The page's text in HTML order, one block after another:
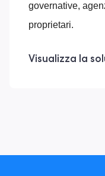
governative,
proprietari.
Visualizza la